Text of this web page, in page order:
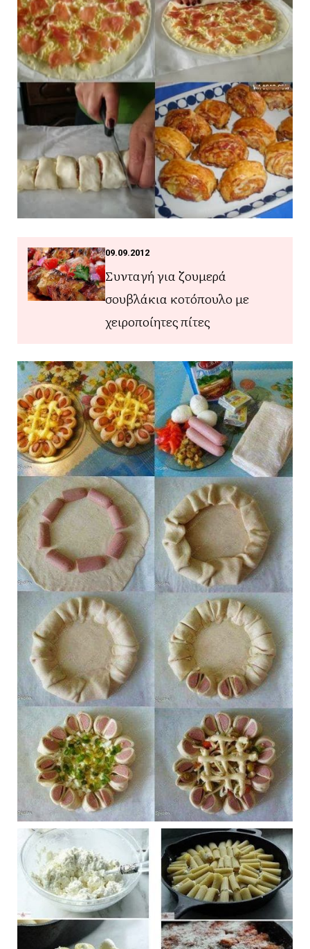
09.09.2012
Συνταγή για ζουμερά
σουβλάκια κοτόπουλο με
χειροποίητες πίτες